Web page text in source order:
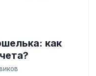
как